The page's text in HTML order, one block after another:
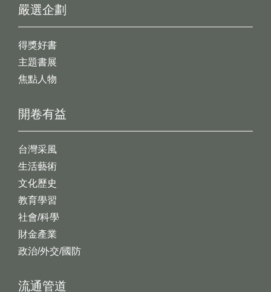
開卷有益
台灣采風
生活藝術
文化歷史
教育學習
社會/科學
財金產業
政治/外交/國防
嚴選企劃
得獎好書
主題書展
焦點人物
流通管道